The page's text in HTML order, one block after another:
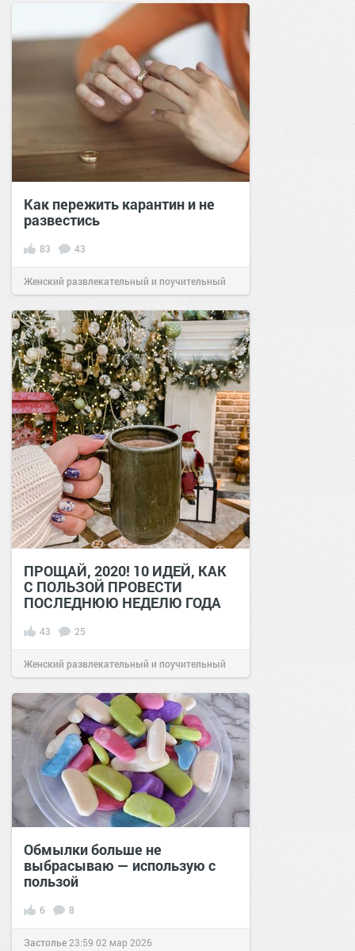
Как пережить карантин и не
развестись
83 43
Женский развлекательный и поучительный
сайт.12:1228 мар 2020
ПРОЩАЙ, 2020! 10 ИДЕЙ, КАК
С ПОЛЬЗОЙ ПРОВЕСТИ
ПОСЛЕДНЮЮ НЕДЕЛЮ ГОДА
43 25
Женский развлекательный и поучительный
сайт.22:1524 дек 2020
Обмылки больше не
выбрасываю — использую с
пользой
6 8
Застолье 23:59 02 мар 2026